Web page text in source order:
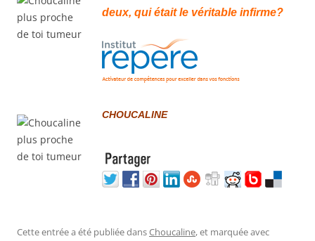
deux, qui était le véritable infirme?
CHOUCALINE
Cette entrée a été publiée dansChoucaline, et marquée avec